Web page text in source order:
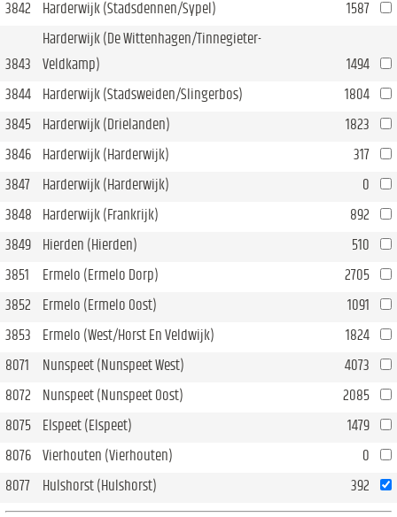
3842
Harderwijk (Stadsdennen/Sypel) 1587
3843
Harderwijk (De Wittenhagen/Tinnegieter-
Veldkamp)
1494
3844
Harderwijk (Stadsweiden/Slingerbos)
1804
3845
Harderwijk (Drielanden)
1823
3846
Harderwijk (Harderwijk)
317
3847
Harderwijk (Harderwijk)
0
3848
Harderwijk (Frankrijk)
892
3849
Hierden (Hierden)
510
3851
Ermelo (Ermelo Dorp)
2705
3852
Ermelo (Ermelo Oost)
1091
3853
Ermelo (West/Horst En Veldwijk)
1824
8071
Nunspeet (Nunspeet West)
4073
8072
Nunspeet (Nunspeet Oost)
2085
8075
Elspeet (Elspeet)
1479
8076
Vierhouten (Vierhouten)
0
8077
Hulshorst (Hulshorst) 392